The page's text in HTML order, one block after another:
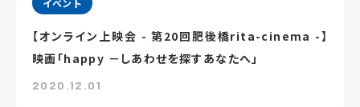
イベント
【オンライン上映会 - 第20回肥後橋rita-cinema -】
映画「happy －しあわせを探すあなたへ」
2020.12.01